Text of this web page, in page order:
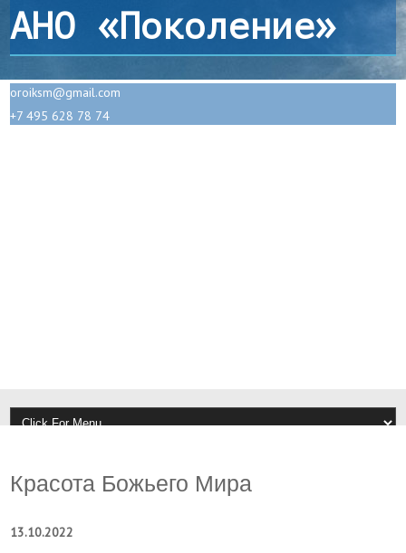
АНО «Поколение»
oroiksm@gmail.com
+7 495 628 78 74
Красота Божьего Мира
13.10.2022